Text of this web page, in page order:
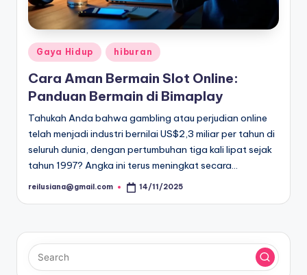
Posted
in
Gaya Hidup hiburan
Cara Aman Bermain Slot Online:
Panduan Bermain di Bimaplay
Tahukah Anda bahwa gambling atau perjudian online
telah menjadi industri bernilai US$2,3 miliar per tahun di
seluruh dunia, dengan pertumbuhan tiga kali lipat sejak
tahun 1997? Angka ini terus meningkat secara…
Posted
reilusiana@gmail.com 14/11/2025